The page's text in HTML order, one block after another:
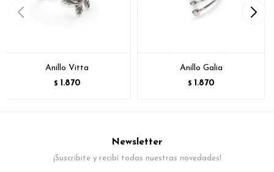
Anillo Vitta
$ 1.870
Anillo Galia
$ 1.870
Newsletter
¡Suscribite y recibí todas nuestras novedades!